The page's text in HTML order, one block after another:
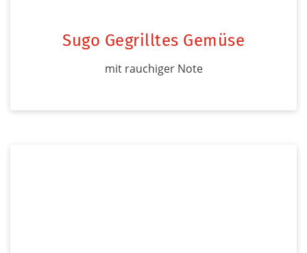
Sugo Gegrilltes Gemüse
mit rauchiger Note